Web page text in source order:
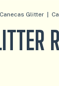
Canecas Glitter